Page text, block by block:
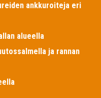
ankkuroiteja eri
alueella
ja rannan